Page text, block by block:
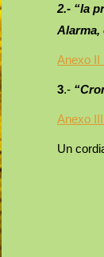
2.- “la
Alarma,
Anexo II
3.-
Anexo
Un